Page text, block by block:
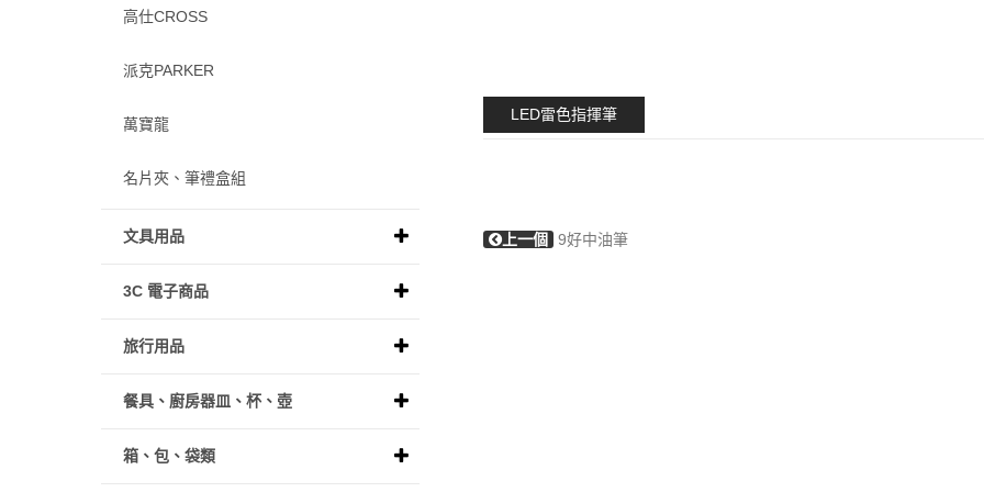
LED雷色指揮筆
上一個 9好中油筆
高仕CROSS
派克PARKER
萬寶龍
名片夾、筆禮盒組
文具用品
3C 電子商品
旅行用品
餐具、廚房器皿、杯、壺
箱、包、袋類